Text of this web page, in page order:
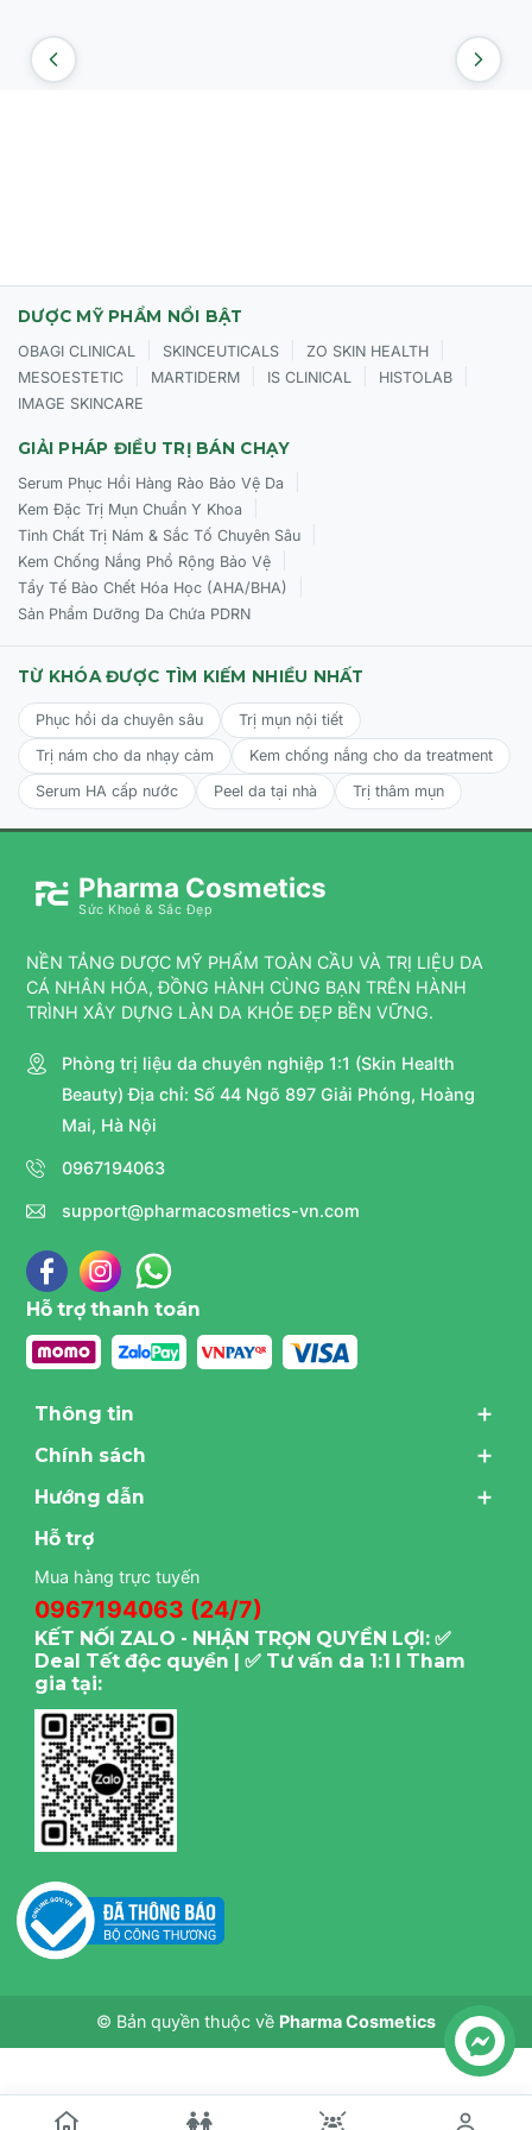
DƯỢC MỸ PHẨM NỔI BẬT
OBAGI CLINICAL SKINCEUTICALS ZO SKIN HEALTH
MESOESTETIC MARTIDERM IS CLINICAL HISTOLAB
IMAGE SKINCARE
GIẢI PHÁP ĐIỀU TRỊ BÁN CHẠY
Serum Phục Hồi Hàng Rào Bảo Vệ Da
Kem Đặc Trị Mụn Chuẩn Y Khoa
Tinh Chất Trị Nám & Sắc Tố Chuyên Sâu
Kem Chống Nắng Phổ Rộng Bảo Vệ
Tẩy Tế Bào Chết Hóa Học (AHA/BHA)
Sản Phẩm Dưỡng Da Chứa PDRN
TỪ KHÓA ĐƯỢC TÌM KIẾM NHIỀU NHẤT
Phục hồi da chuyên sâu
Trị mụn nội tiết
Trị nám cho da nhạy cảm
Kem chống nắng cho da treatment
Serum HA cấp nước
Peel da tại nhà Trị thâm mụn
Pharma Cosmetics
Sức Khoẻ & Sắc Đẹp
NỀN TẢNG DƯỢC MỸ PHẨM TOÀN CẦU VÀ TRỊ LIỆU DA
CÁ NHÂN HÓA, ĐỒNG HÀNH CÙNG BẠN TRÊN HÀNH
TRÌNH XÂY DỰNG LÀN DA KHỎE ĐẸP BỀN VỮNG.
Phòng trị liệu da chuyên nghiệp 1:1 (Skin Health
Beauty) Địa chỉ: Số 44 Ngõ 897 Giải Phóng, Hoàng
Mai, Hà Nội
0967194063
support@pharmacosmetics-vn.com
Hỗ trợ thanh toán
Thông tin
Chính sách
Hướng dẫn
Hỗ trợ
Mua hàng trực tuyến
0967194063 (24/7)
KẾT NỐI ZALO - NHẬN TRỌN QUYỀN LỢI: ✅
Deal Tết độc quyền | ✅ Tư vấn da 1:1 I Tham
gia tại:
© Bản quyền thuộc về Pharma Cosmetics